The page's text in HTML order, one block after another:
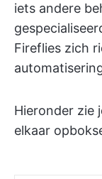
iets andere
Fireflies zich
Hieronder zie
elkaar